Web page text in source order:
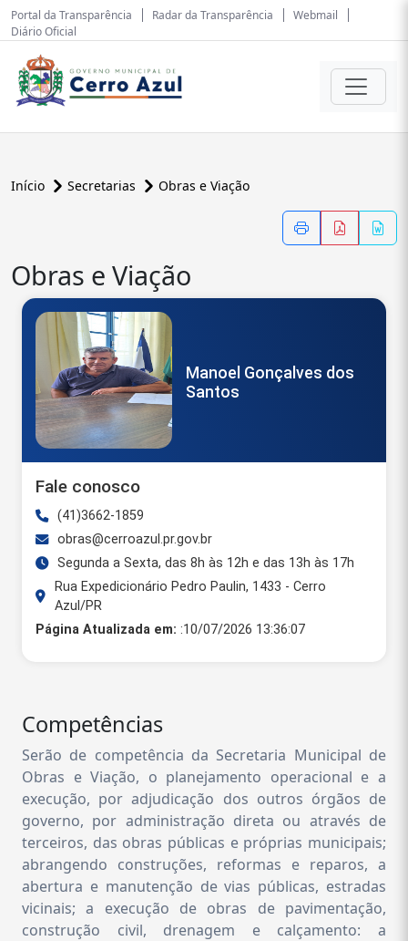
Portal da Transparência Radar da Transparência
Webmail
Diário Oficial
Início Secretarias Obras e Viação
Obras e Viação
Manoel Gonçalves dos
Santos
Fale conosco
(41)3662-1859
obras@cerroazul.pr.gov.br
Segunda a Sexta, das 8h às 12h e das 13h às 17h
Rua Expedicionário Pedro Paulin, 1433 - Cerro
Azul/PR
Página Atualizada em: :10/07/2026 13:36:07
Competências
Serão de competência da Secretaria Municipal de
Obras e Viação, o planejamento operacional e a
execução, por adjudicação dos outros órgãos de
governo, por administração direta ou através de
terceiros, das obras públicas e próprias municipais;
abrangendo construções, reformas e reparos, a
abertura e manutenção de vias públicas, estradas
vicinais; a execução de obras de pavimentação,
construção civil, drenagem e calçamento: a